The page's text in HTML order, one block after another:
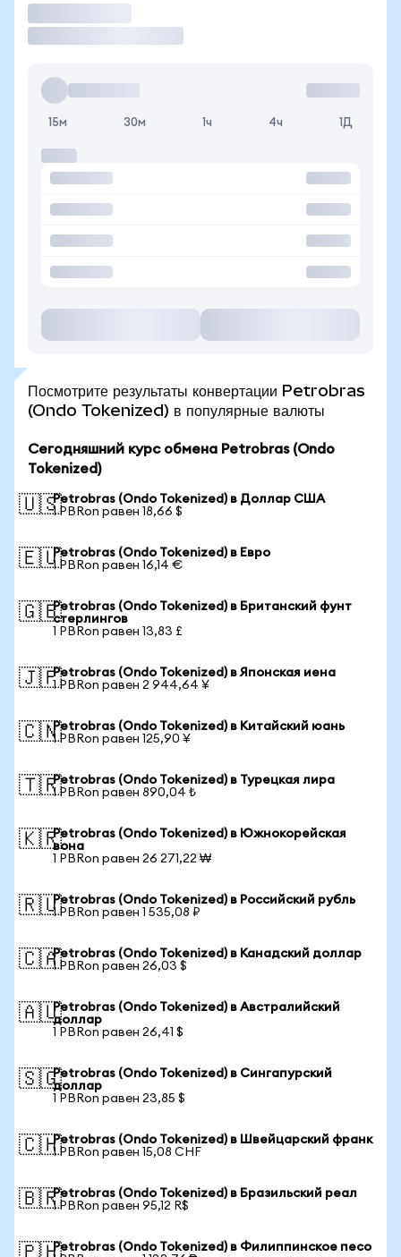
15м 30м 1ч 4ч 1Д
Посмотрите результаты конвертации Petrobras
(Ondo Tokenized) в популярные валюты
Сегодняшний курс обмена Petrobras (Ondo
Tokenized)
🇺🇸Petrobras (Ondo Tokenized) в Доллар США
1 PBRon равен 18,66 $
🇪🇺Petrobras (Ondo Tokenized) в Евро
1 PBRon равен 16,14 €
🇬🇧Petrobras (Ondo Tokenized) в Британский фунт
стерлингов
1 PBRon равен 13,83 £
🇯🇵Petrobras (Ondo Tokenized) в Японская иена
1 PBRon равен 2 944,64 ¥
🇨🇳Petrobras (Ondo Tokenized) в Китайский юань
1 PBRon равен 125,90 ¥
🇹🇷Petrobras (Ondo Tokenized) в Турецкая лира
1 PBRon равен 890,04 ₺
🇰🇷Petrobras (Ondo Tokenized) в Южнокорейская
вона
1 PBRon равен 26 271,22 ₩
🇷🇺Petrobras (Ondo Tokenized) в Российский рубль
1 PBRon равен 1 535,08 ₽
🇨🇦Petrobras (Ondo Tokenized) в Канадский доллар
1 PBRon равен 26,03 $
🇦🇺Petrobras (Ondo Tokenized) в Австралийский
доллар
1 PBRon равен 26,41 $
🇸🇬Petrobras (Ondo Tokenized) в Сингапурский
доллар
1 PBRon равен 23,85 $
🇨🇭Petrobras (Ondo Tokenized) в Швейцарский франк
1 PBRon равен 15,08 CHF
🇧🇷Petrobras (Ondo Tokenized) в Бразильский реал
1 PBRon равен 95,12 R$
Petrobras (Ondo Tokenized) в Филиппинское песо